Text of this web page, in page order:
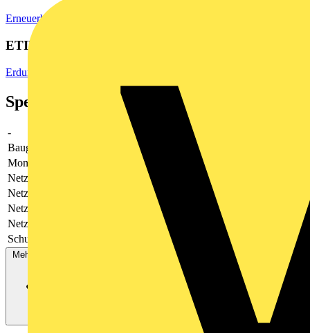
Erneuerbare Energien & E-Mobilität
ETIM Group
Erdung, Blitz- und Überspannungsschutz
Spezifikationen
-
Baugröße
Montageart
Netzform DC
Netzform IT
Netzform TN
Netzform TT
Schutzpegel
Mehr anzeigen